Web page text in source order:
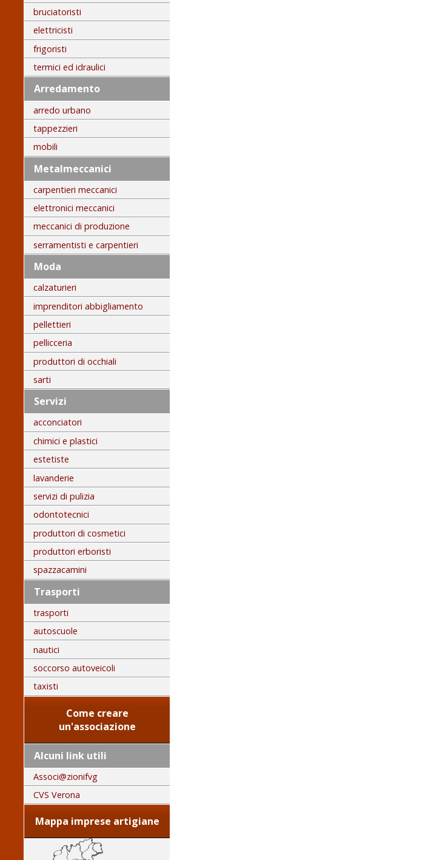
bruciatoristi
elettricisti
frigoristi
termici ed idraulici
Arredamento
arredo urbano
tappezzieri
mobili
Metalmeccanici
carpentieri meccanici
elettronici meccanici
meccanici di produzione
serramentisti e carpentieri
Moda
calzaturieri
imprenditori abbigliamento
pellettieri
pellicceria
produttori di occhiali
sarti
Servizi
acconciatori
chimici e plastici
estetiste
lavanderie
servizi di pulizia
odontotecnici
produttori di cosmetici
produttori erboristi
spazzacamini
Trasporti
trasporti
autoscuole
nautici
soccorso autoveicoli
taxisti
Come creare
un'associazione
Alcuni link utili
Associ@zionifvg
CVS Verona
Mappa imprese artigiane